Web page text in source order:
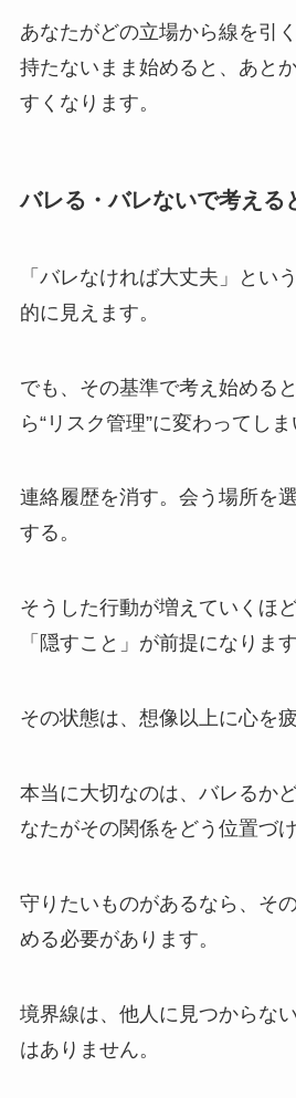
あなたがどの立場から線を引
持たないまま始めると、あと
すくなります。
バレる・バレないで考える
「バレなければ大丈夫」とい
的に見えます。
でも、その基準で考え始める
ら“リスク管理”に変わってしま
連絡履歴を消す。会う場所を
する。
そうした行動が増えていくほ
「隠すこと」が前提になります
その状態は、想像以上に心を
本当に大切なのは、バレるか
なたがその関係をどう位置づ
守りたいものがあるなら、そ
める必要があります。
境界線は、他人に見つからな
はありません。